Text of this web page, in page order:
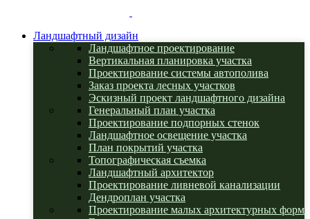
Ландшафтный дизайн
Ландшафтное проектирование
Вертикальная планировка участка
Проектирование системы автополива
Заказ проекта лесных участков
Эскизный проект ландшафтного дизайна
Генеральный план участка
Проектирование подпорных стенок
Ландшафтное освещение участка
План покрытий участка
Топографическая съемка
Ландшафтный архитектор
Проектирование ливневой канализации
Дендроплан участка
Проектирование малых архитектурных форм